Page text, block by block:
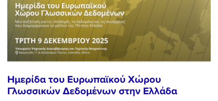
Ημερίδα του Ευρωπαϊκού Χώρου
Γλωσσικών Δεδομένων στην Ελλάδα